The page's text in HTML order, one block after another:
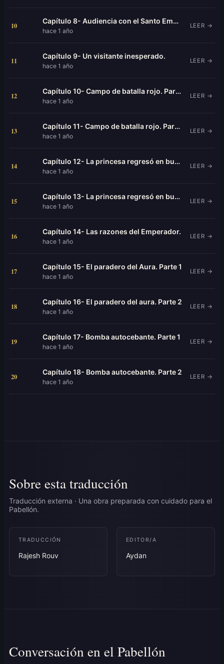
10
Capítulo 8- Audiencia con el Santo Emperador. Parte 3
hace 1 año
LEER →
11
Capítulo 9- Un visitante inesperado.
hace 1 año
LEER →
12
Capítulo 10- Campo de batalla rojo. Parte 1
hace 1 año
LEER →
13
Capítulo 11- Campo de batalla rojo. Parte 2
hace 1 año
LEER →
14
Capítulo 12- La princesa regresó en busca de venganza. Parte 1
hace 1 año
LEER →
15
Capítulo 13- La princesa regresó en busca de venganza. Parte 2
hace 1 año
LEER →
16
Capítulo 14- Las razones del Emperador.
hace 1 año
LEER →
17
Capítulo 15- El paradero del Aura. Parte 1
hace 1 año
LEER →
18
Capítulo 16- El paradero del aura. Parte 2
hace 1 año
LEER →
19
Capítulo 17- Bomba autocebante. Parte 1
hace 1 año
LEER →
20
Capítulo 18- Bomba autocebante. Parte 2
hace 1 año
LEER →
Sobre esta traducción
Traducción externa · Una obra preparada con cuidado para el
Pabellón.
TRADUCCIÓN
Rajesh Rouv
EDITOR/A
Aydan
Conversación en el Pabellón